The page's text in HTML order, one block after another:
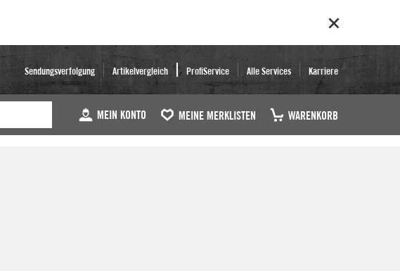
Sendungsverfolgung Artikelvergleich ProfiService Alle Services Karriere
MEIN KONTO MEINE MERKLISTEN WARENKORB